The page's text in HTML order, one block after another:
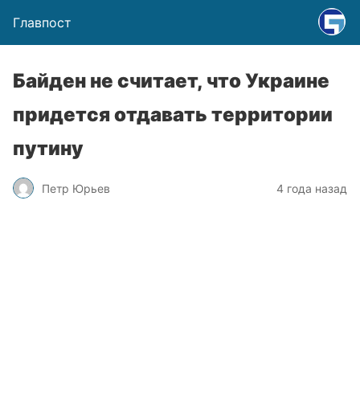
Главпост
Байден не считает, что Украине
придется отдавать территории
путину
Петр Юрьев 4 года назад